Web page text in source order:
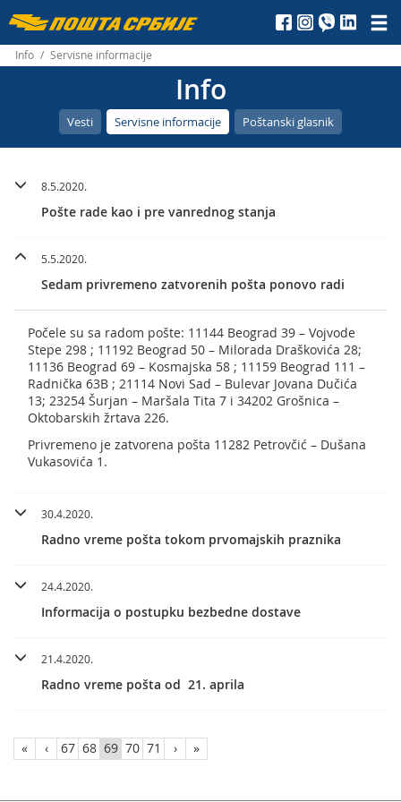
Пошта
Србије
д.о.о.
Info / Servisne informacije
Info
Vesti Servisne informacije Poštanski glasnik
8.5.2020.
Pošte rade kao i pre vanrednog stanja
5.5.2020.
Sedam privremeno zatvorenih pošta ponovo radi
Počele su sa radom pošte: 11144 Beograd 39 – Vojvode
Stepe 298 ; 11192 Beograd 50 – Milorada Draškovića 28;
11136 Beograd 69 – Kosmajska 58 ; 11159 Beograd 111 –
Radnička 63B ; 21114 Novi Sad – Bulevar Jovana Dučića
13; 23254 Šurjan – Maršala Tita 7 i 34202 Grošnica –
Oktobarskih žrtava 226.
Privremeno je zatvorena pošta 11282 Petrovčić – Dušana
Vukasovića 1.
30.4.2020.
Radno vreme pošta tokom prvomajskih praznika
24.4.2020.
Informacija o postupku bezbedne dostave
21.4.2020.
Radno vreme pošta od 21. aprila
« ‹ 67 68 69 70 71 › »